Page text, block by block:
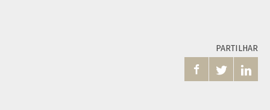
PARTILHAR
  